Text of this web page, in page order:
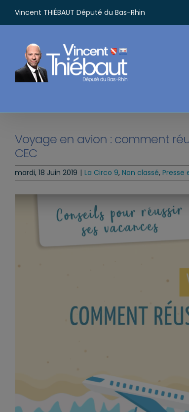
contenu
Vincent THIÉBAUT Député du Bas-Rhin
Voyage en avion : comment
CEC
mardi, 18 Juin 2019 | La Circo 9, Non classé, Presse